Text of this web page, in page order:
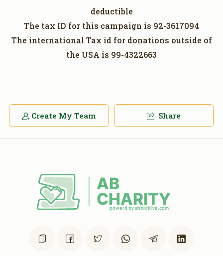
deductible
The tax ID for this campaign is 92-3617094
The international Tax id for donations outside of
the USA is 99-4322663
Create My Team Share